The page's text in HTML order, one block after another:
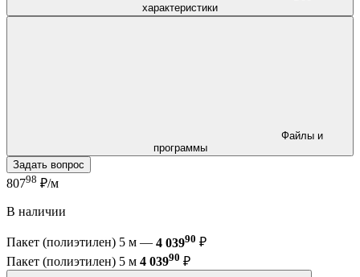
характеристики
программы
Задать вопрос
80798 ₽/м
В наличии
Пакет (полиэтилен) 5 м — 4 03990 ₽
Пакет (полиэтилен) 5 м 4 03990 ₽